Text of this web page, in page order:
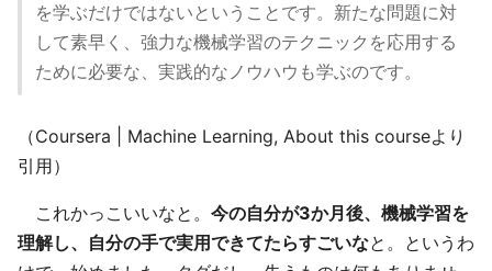
を学ぶだけではないということです。新たな問題に対
して素早く、強力な機械学習のテクニックを応用する
ために必要な、実践的なノウハウも学ぶのです。
（Coursera | Machine Learning, About this courseより
引用）
これかっこいいなと。 今の自分が3か月後、機械学習を
理解し、自分の手で実用できてたらすごいなと。というわ